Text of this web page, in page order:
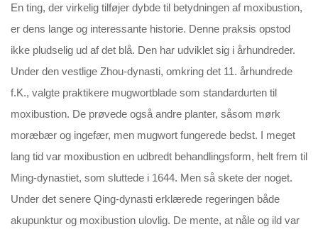
En ting, der virkelig tilføjer dybde til betydningen af moxibustion,
er dens lange og interessante historie. Denne praksis opstod
ikke pludselig ud af det blå. Den har udviklet sig i århundreder.
Under den vestlige Zhou-dynasti, omkring det 11. århundrede
f.K., valgte praktikere mugwortblade som standardurten til
moxibustion. De prøvede også andre planter, såsom mørk
moræbær og ingefær, men mugwort fungerede bedst. I meget
lang tid var moxibustion en udbredt behandlingsform, helt frem til
Ming-dynastiet, som sluttede i 1644. Men så skete der noget.
Under det senere Qing-dynasti erklærede regeringen både
akupunktur og moxibustion ulovlig. De mente, at nåle og ild var